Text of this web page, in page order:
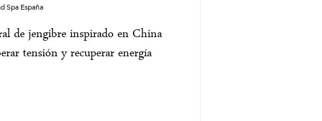
de jengibre inspirado en China
tensión y recuperar energía
Spa España